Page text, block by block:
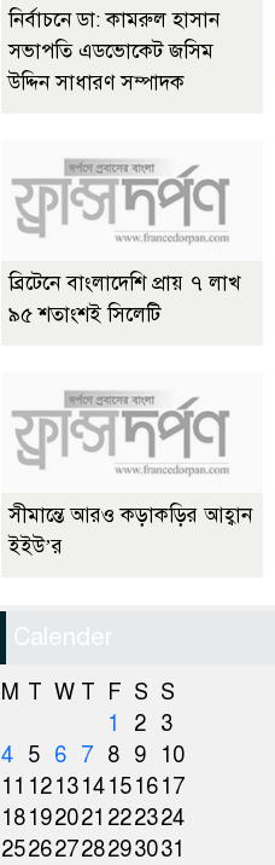
নির্বাচনে ডা: কামরুল হাসান
সভাপতি এডভোকেট জসিম
উদ্দিন সাধারণ সম্পাদক
ব্রিটেনে বাংলাদেশি প্রায় ৭ লাখ
৯৫ শতাংশই সিলেটি
সীমান্তে আরও কড়াকড়ির আহ্বান
ইইউ’র
Calender
M T W T F S S
1
2 3
4 5 6 7 8 9
10
11 121314151617
18192021 222324
25262728293031